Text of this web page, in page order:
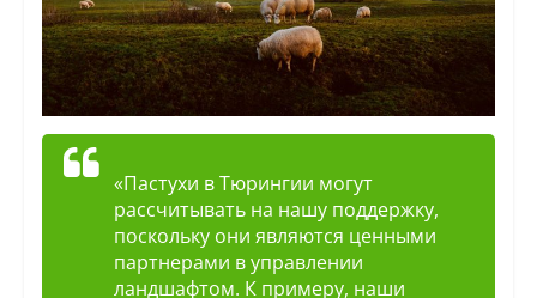
«Пастухи в Тюрингии могут
рассчитывать на нашу поддержку,
поскольку они являются ценными
партнерами в управлении
ландшафтом. К примеру, наши